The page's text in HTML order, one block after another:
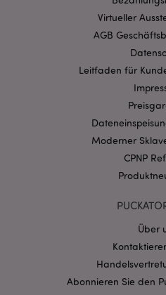
Virtueller
AGB
Leitfaden für
Moderner
CPNP
Über
Abonnieren Sie den
mage-messages
mage-cache-sessid